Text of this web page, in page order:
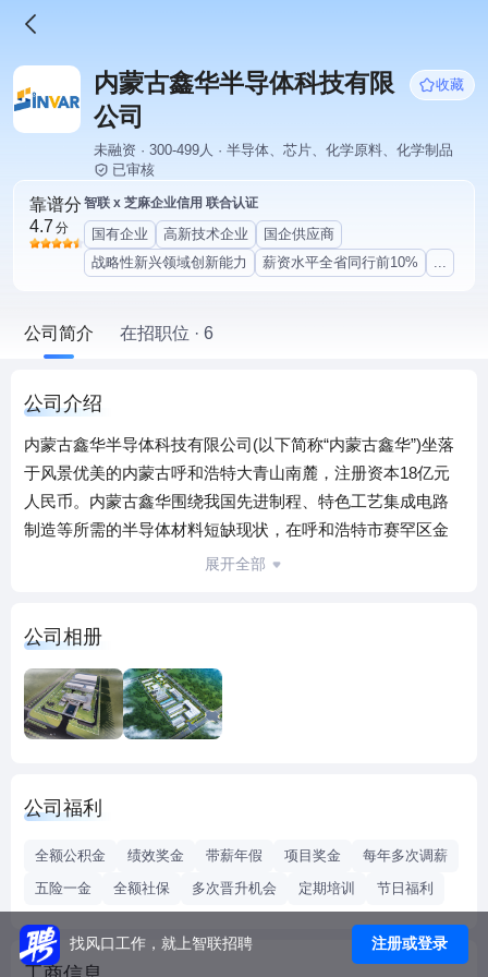
内蒙古鑫华半导体科技有限
公司
收藏
未融资 · 300-499人 · 半导体、芯片、化学原料、化学制品
已审核
靠谱分
4.7 分
智联 x 芝麻企业信用 联合认证
国有企业 高新技术企业
国企供应商
战略性新兴领域创新能力
薪资水平全省同行前10% ...
公司简介 在招职位 · 6
公司介绍
内蒙古鑫华半导体科技有限公司(以下简称“内蒙古鑫华”)坐落
于风景优美的内蒙古呼和浩特大青山南麓，注册资本18亿元
人民币。内蒙古鑫华围绕我国先进制程、特色工艺集成电路
制造等所需的半导体材料短缺现状，在呼和浩特市赛罕区金
山高新产业技术开发区投资28.3亿元实施“10000吨/年高纯电
展开全部
公司相册
公司福利
全额公积金 绩效奖金 带薪年假 项目奖金
每年多次调薪
五险一金
全额社保 多次晋升机会 定期培训 节日福利
找风口工作，就上智联招聘 注册或登录